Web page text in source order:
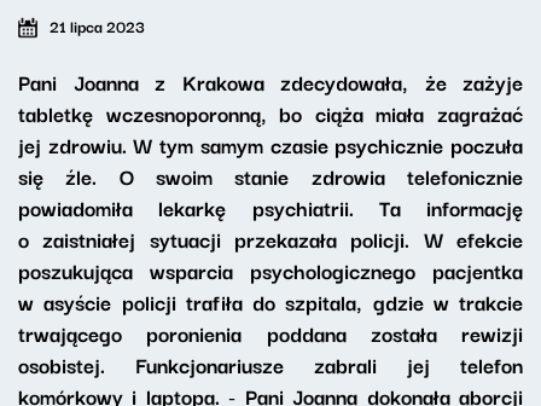
21 lipca 2023
Pani Joanna z Krakowa zdecydowała, że zażyje
tabletkę wczesnoporonną, bo ciąża miała zagrażać
jej zdrowiu. W tym samym czasie psychicznie poczuła
się źle. O swoim stanie zdrowia telefonicznie
powiadomiła lekarkę psychiatrii. Ta informację
o zaistniałej sytuacji przekazała policji. W efekcie
poszukująca wsparcia psychologicznego pacjentka
w asyście policji trafiła do szpitala, gdzie w trakcie
trwającego poronienia poddana została rewizji
osobistej. Funkcjonariusze zabrali jej telefon
komórkowy i laptopa. - Pani Joanna dokonała aborcji